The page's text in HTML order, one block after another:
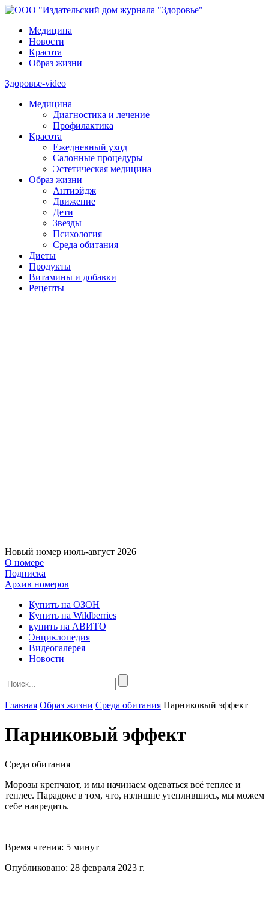
Медицина
Новости
Красота
Образ жизни
Здоровье-video
Медицина
Диагностика и лечение
Профилактика
Красота
Ежедневный уход
Салонные процедуры
Эстетическая медицина
Образ жизни
Антиэйдж
Движение
Дети
Звезды
Психология
Среда обитания
Диеты
Продукты
Витамины и добавки
Рецепты
Новый номер июль-август 2026
О номере
Подписка
Архив номеров
Купить на ОЗОН
Купить на Wildberries
купить на АВИТО
Энциклопедия
Видеогалерея
Новости
Главная Образ жизни Среда обитания Парниковый эффект
Парниковый эффект
Среда обитания
Морозы крепчают, и мы начинаем одеваться всё теплее и
теплее. Парадокс в том, что, излишне утеплившись, мы можем
себе навредить.
Время чтения: 5 минут
Опубликовано: 28 февраля 2023 г.